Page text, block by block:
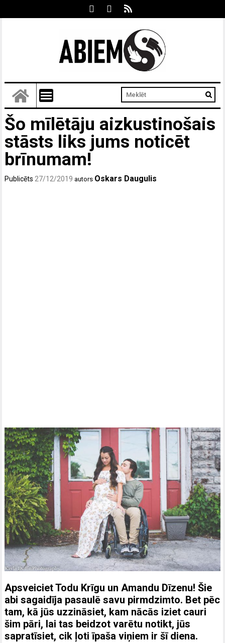
Šo mīlētāju aizkustinošais
stāsts liks jums noticēt
brīnumam!
Publicēts 27/12/2019 autors Oskars Daugulis
Apsveiciet Todu Krīgu un Amandu Dīzenu! Šie
abi sagaidīja pasaulē savu pirmdzimto. Bet pēc
tam, kā jūs uzzināsiet, kam nācās iziet cauri
šim pāri, lai tas beidzot varētu notikt, jūs
sapratīsiet, cik ļoti īpaša viņiem ir šī diena.